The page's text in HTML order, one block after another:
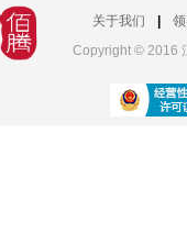
关于我们
Copyright © 2016